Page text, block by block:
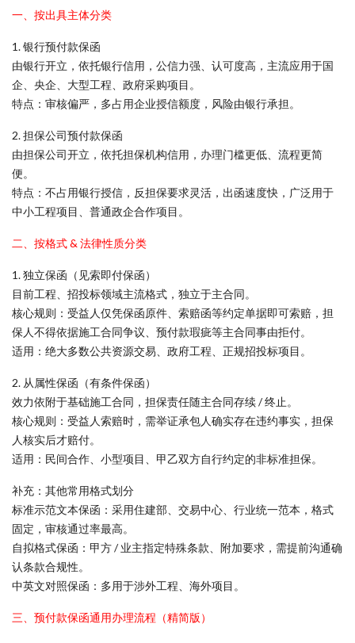
一、按出具主体分类
1. 银行预付款保函
由银行开立，依托银行信用，公信力强、认可度高，主流应用于国
企、央企、大型工程、政府采购项目。
特点：审核偏严，多占用企业授信额度，风险由银行承担。
2. 担保公司预付款保函
由担保公司开立，依托担保机构信用，办理门槛更低、流程更简
便。
特点：不占用银行授信，反担保要求灵活，出函速度快，广泛用于
中小工程项目、普通政企合作项目。
二、按格式 & 法律性质分类
1. 独立保函（见索即付保函）
目前工程、招投标领域主流格式，独立于主合同。
核心规则：受益人仅凭保函原件、索赔函等约定单据即可索赔，担
保人不得依据施工合同争议、预付款瑕疵等主合同事由拒付。
适用：绝大多数公共资源交易、政府工程、正规招投标项目。
2. 从属性保函（有条件保函）
效力依附于基础施工合同，担保责任随主合同存续 / 终止。
核心规则：受益人索赔时，需举证承包人确实存在违约事实，担保
人核实后才赔付。
适用：民间合作、小型项目、甲乙双方自行约定的非标准担保。
补充：其他常用格式划分
标准示范文本保函：采用住建部、交易中心、行业统一范本，格式
固定，审核通过率最高。
自拟格式保函：甲方 / 业主指定特殊条款、附加要求，需提前沟通确
认条款合规性。
中英文对照保函：多用于涉外工程、海外项目。
三、预付款保函通用办理流程（精简版）